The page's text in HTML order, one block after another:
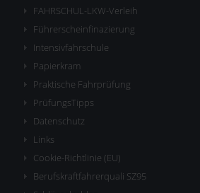
FAHRSCHUL-LKW-Verleih
Führerscheinfinazierung
Intensivfahrschule
Papierkram
Praktische Fahrprüfung
PrüfungsTipps
Datenschutz
Links
Cookie-Richtlinie (EU)
Berufskraftfahrerquali SZ95